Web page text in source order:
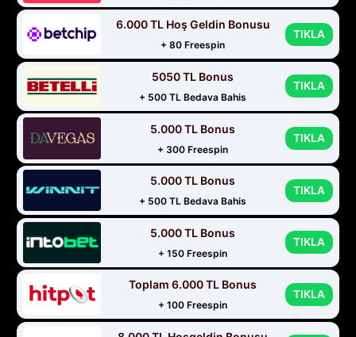
6.000 TL Hoş Geldin Bonusu
+ 80 Freespin
TIKLA
5050 TL Bonus
+ 500 TL Bedava Bahis
TIKLA
5.000 TL Bonus
+ 300 Freespin
TIKLA
5.000 TL Bonus
+ 500 TL Bedava Bahis
TIKLA
5.000 TL Bonus
+ 150 Freespin
TIKLA
Toplam 6.000 TL Bonus
+ 100 Freespin
TIKLA